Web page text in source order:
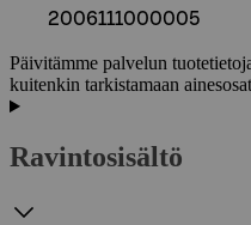
2006111000005
Päivitämme palvelun
kuitenkin tarkistamaan
Ravintosisältö